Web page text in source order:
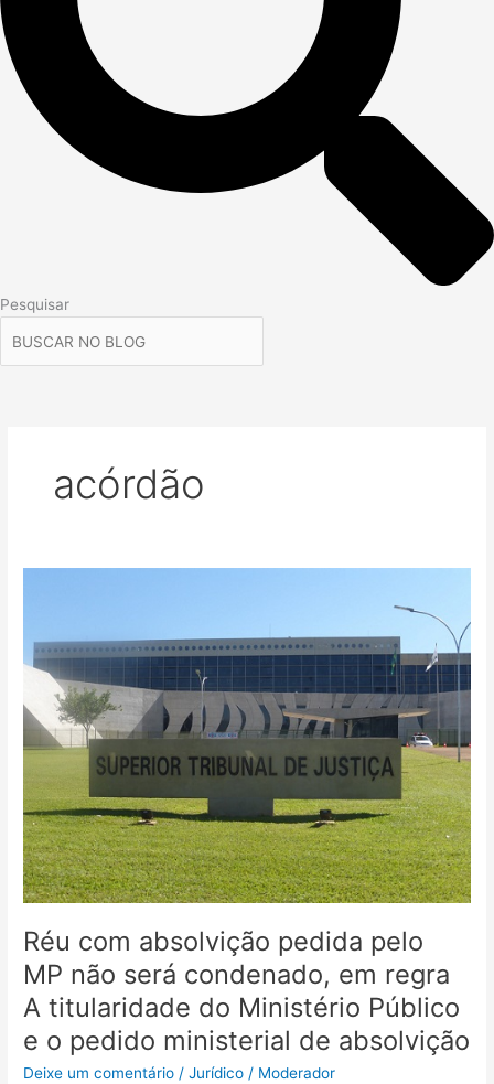
Pesquisar
acórdão
Réu com absolvição pedida pelo
MP não será condenado, em regra
A titularidade do Ministério Público
e o pedido ministerial de absolvição
Deixe um comentário /Jurídico / Moderador
pedida
pelo
MP
não
será
condenado,
em
regra
A
titularidade
do
Público
e
pedido
ministerial
de